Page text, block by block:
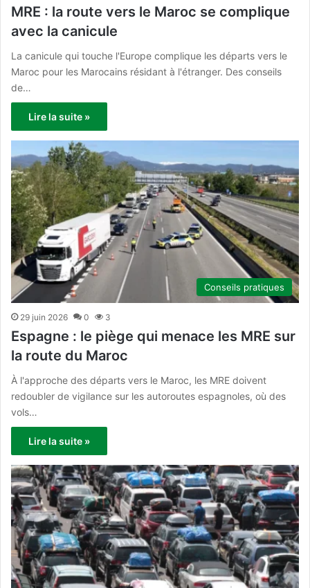
MRE : la route vers le Maroc se complique
avec la canicule
La canicule qui touche l'Europe complique les départs vers le
Maroc pour les Marocains résidant à l'étranger. Des conseils
de…
Lire la suite »
Conseils pratiques
29 juin 2026 0 3
Espagne : le piège qui menace les MRE sur
la route du Maroc
À l'approche des départs vers le Maroc, les MRE doivent
redoubler de vigilance sur les autoroutes espagnoles, où des
vols…
Lire la suite »